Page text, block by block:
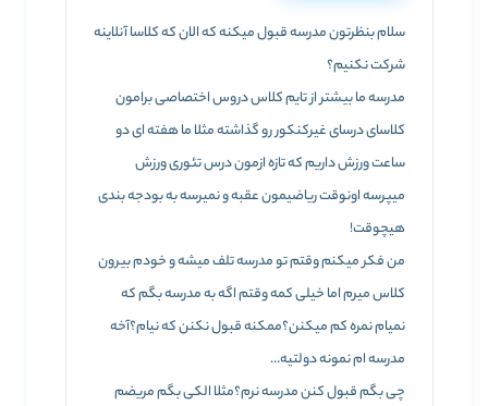
سلام بنظرتون مدرسه قبول میکنه که الان که کلاسا آنلاینه
شرکت نکنیم؟
مدرسه ما بیشتر از تایم کلاس دروس اختصاصی برامون
کلاسای درسای غیرکنکور رو گذاشته مثلا ما هفته ای دو
ساعت ورزش داریم که تازه ازمون درس تئوری ورزش
میپرسه اونوقت ریاضیمون عقبه و نمیرسه به بودجه بندی
هیچوقت!
من فکر میکنم وقتم تو مدرسه تلف میشه و خودم بیرون
کلاس میرم اما خیلی کمه وقتم اگه به مدرسه بگم که
نمیام نمره کم میکنن؟ممکنه قبول نکنن که نیام؟آخه
مدرسه ام نمونه دولتیه…
چی بگم قبول کنن مدرسه نرم؟مثلا الکی بگم مریضم